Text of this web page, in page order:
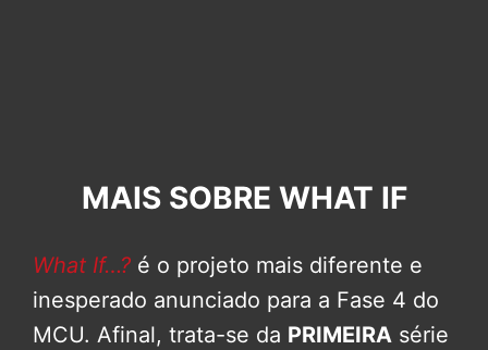
MAIS SOBRE WHAT IF
What If…? é o projeto mais diferente e
inesperado anunciado para a Fase 4 do
MCU. Afinal, trata-se da PRIMEIRA série